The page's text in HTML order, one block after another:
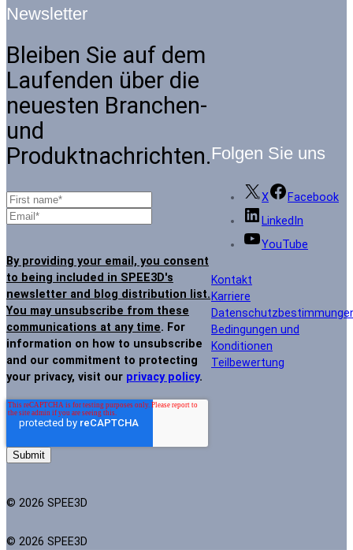
Newsletter
Bleiben Sie auf dem
Laufenden über die
neuesten Branchen-
und
Produktnachrichten.
By providing your email, you consent
to being included in SPEE3D's
newsletter and blog distribution list.
You may unsubscribe from these
communications at any time. For
information on how to unsubscribe
and our commitment to protecting
your privacy, visit our privacy policy.
© 2026 SPEE3D
Folgen Sie uns
X
Facebook
LinkedIn
YouTube
Kontakt
Karriere
Bedingungen und
Konditionen
Teilbewertung
© 2026 SPEE3D